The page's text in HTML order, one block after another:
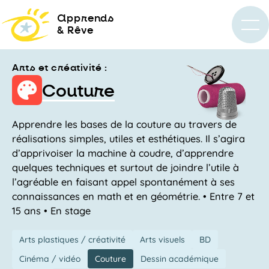
apprends
& Rêve
Arts et créativité :
Couture
Apprendre les bases de la couture au travers de
réalisations simples, utiles et esthétiques. Il s’agira
d’apprivoiser la machine à coudre, d’apprendre
quelques techniques et surtout de joindre l’utile à
l’agréable en faisant appel spontanément à ses
connaissances en math et en géométrie. • Entre 7 et
15 ans • En stage
Arts plastiques / créativité Arts visuels
BD
Cinéma / vidéo
Couture
Dessin académique